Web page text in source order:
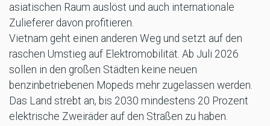
asiatischen Raum auslöst und auch internationale
Zulieferer davon profitieren.
Vietnam geht einen anderen Weg und setzt auf den
raschen Umstieg auf Elektromobilität. Ab Juli 2026
sollen in den großen Städten keine neuen
benzinbetriebenen Mopeds mehr zugelassen werden.
Das Land strebt an, bis 2030 mindestens 20 Prozent
elektrische Zweiräder auf den Straßen zu haben.